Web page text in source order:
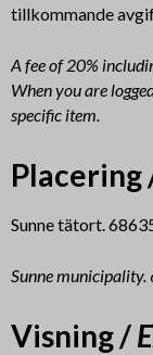
tillkommande
A fee of 20%
When you are
specific item.
Placering
Sunne tätort.
Sunne
Visning /